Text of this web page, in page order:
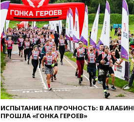
вчера, 20:20Третий
золотых медалей
ЧЕ российские
вчера, 20:15ТАСС:
главы
после взрыва ничего
угрожает
вчера, 20:08По всей
снова отключилось
электричество
вчера, 20:00
ИСПЫТАНИЕ НА ПРОЧНОСТЬ: В
ПРОШЛА «ГОНКА ГЕРОЕВ»